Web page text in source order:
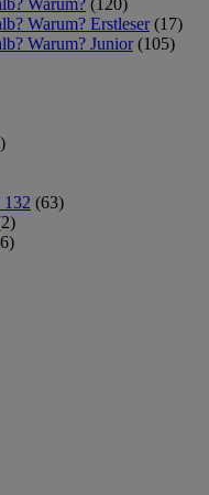
Warum? (120)
Warum? Erstleser (17)
Warum? Junior (105)
(63)